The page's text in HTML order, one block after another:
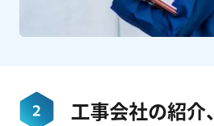
工事会社の紹介、